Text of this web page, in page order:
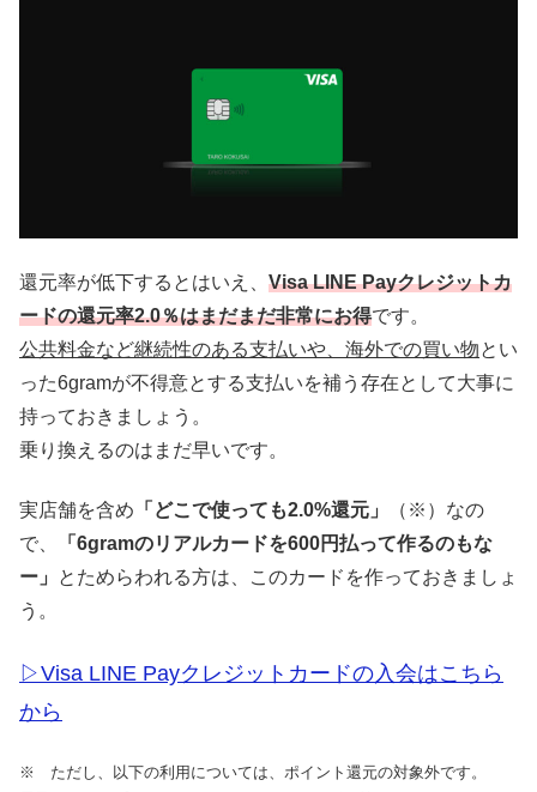
還元率が低下するとはいえ、 Visa LINE Payクレジットカ
ードの還元率2.0％はまだまだ非常にお得です。
公共料金など継続性のある支払いや、海外での買い物とい
った6gramが不得意とする支払いを補う存在として大事に
持っておきましょう。
乗り換えるのはまだ早いです。
実店舗を含め 「どこで使っても2.0%還元」
（※）なの
で、
「6gramのリアルカードを600円払って作るのもな
ー」
とためらわれる方は、このカードを作っておきましょ
う。
▷Visa LINE Payクレジットカードの入会はこちら
から
※ ただし、以下の利用については、ポイント還元の対象外です。